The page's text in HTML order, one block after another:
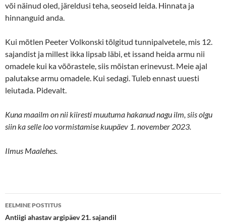
või näinud oled, järeldusi teha, seoseid leida. Hinnata ja
hinnanguid anda.
Kui mõtlen Peeter Volkonski tõlgitud tunnipalvetele, mis 12.
sajandist ja millest ikka lipsab läbi, et issand heida armu nii
omadele kui ka võõrastele, siis mõistan erinevust. Meie ajal
palutakse armu omadele. Kui sedagi. Tuleb ennast uuesti
leiutada. Pidevalt.
Kuna maailm on nii kiiresti muutuma hakanud nagu ilm, siis olgu
siin ka selle loo vormistamise kuupäev 1. november 2023.
Ilmus Maalehes.
Postituste
töölaud
EELMINE POSTITUS
Antiigi ahastav argipäev 21. sajandil